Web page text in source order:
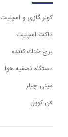
كولر گازی و اسپليت
داكت اسپليت
برج خنك كننده
دستگاه تصفيه هوا
مینی چیلر
فن کویل